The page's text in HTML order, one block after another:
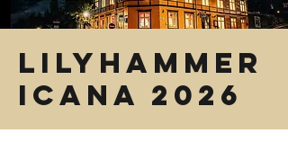
Lilyhammer
icana 2026